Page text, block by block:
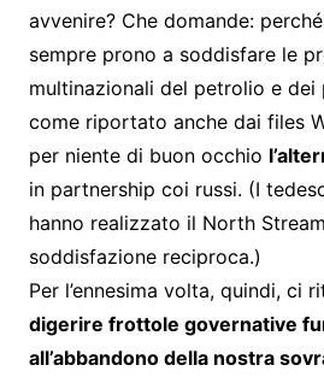
avvenire? Che domande:
sempre prono a soddisfare le
multinazionali del petrolio e
come riportato anche dai files
per niente di buon occhio
in partnership coi russi. (I
hanno realizzato il North
soddisfazione reciproca.)
Per l’ennesima volta, quindi, ci
digerire frottole governative
all’abbandono della nostra